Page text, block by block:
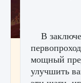
Как приручить
игре Creatures
9 августа 2024
В
мощный
улучшить